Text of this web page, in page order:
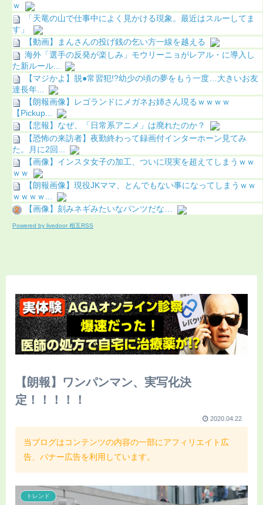
ｗ
「天竜の山で仕事中によく見かける現象。最近はスルーしてま
す」
【動画】まんさんの投げ銭の乞い方一線を越える
海外「選手の反発が楽しみ」モウリーニョがレアル・に導入し
た新ルール...
【マジかよ】脱●常習犯!?幼少の頃の夢をもう一度…大きいお友
達長年...
【朗報画像】レゴランドにメガネお姉さん現るｗｗｗｗ
【Pickup...
【悲報】なぜ、「日常系アニメ」は廃れたのか？
【恐怖の来訪者】夜勤終わって録画付インターホーン見てみ
た。月に2回...
【画像】インスタ女子の加工、ついに現実を超えてしまうｗｗ
ｗｗ
【朗報画像】現役JKママ、とんでもない事になってしまうｗｗ
ｗｗｗｗ...
【画像】刻みネギみたいなパンツだな…
Powered by livedoor 相互RSS
【朗報】ワンパンマン、実写化決
定！！！！！
2020.04.22
当ブログはコンテンツの内容の一部にアフィリエイト広
告、バナー広告を利用しています。
トレンド